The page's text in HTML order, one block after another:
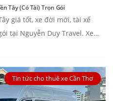
Tây (Có Tài) Trọn Gói
giá tốt, xe đời mới, tài xế
tại Nguyễn Duy Travel. Xem
Tin tức cho thuê xe Cần Thơ